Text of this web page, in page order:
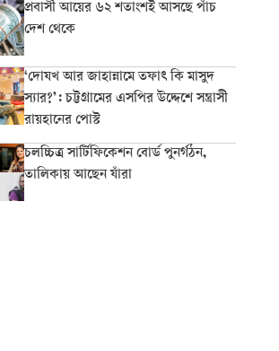
প্রবাসী আয়ের ৬২ শতাংশই আসছে পাঁচ
দেশ থেকে
‘দোযখ আর জাহান্নামে তফাৎ কি মাসুদ
স্যার?’: চট্টগ্রামের এসপির উদ্দেশে সন্ত্রাসী
রায়হানের পোস্ট
চলচ্চিত্র সার্টিফিকেশন বোর্ড পুনর্গঠন,
তালিকায় আছেন যাঁরা